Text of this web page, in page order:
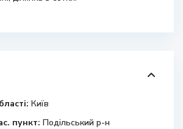
Київ
пункт: Подільський р-н